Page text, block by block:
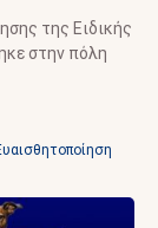
της Ειδικής
στην πόλη